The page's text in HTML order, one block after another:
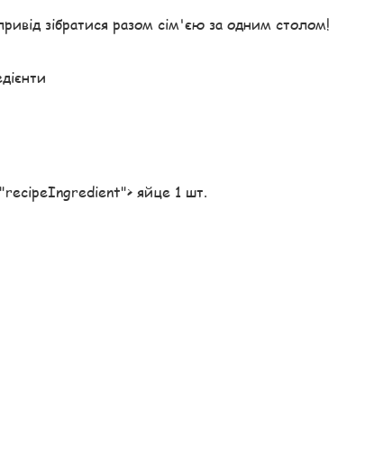
зібратися разом сім'єю за одним столом!
яйце 1 шт.